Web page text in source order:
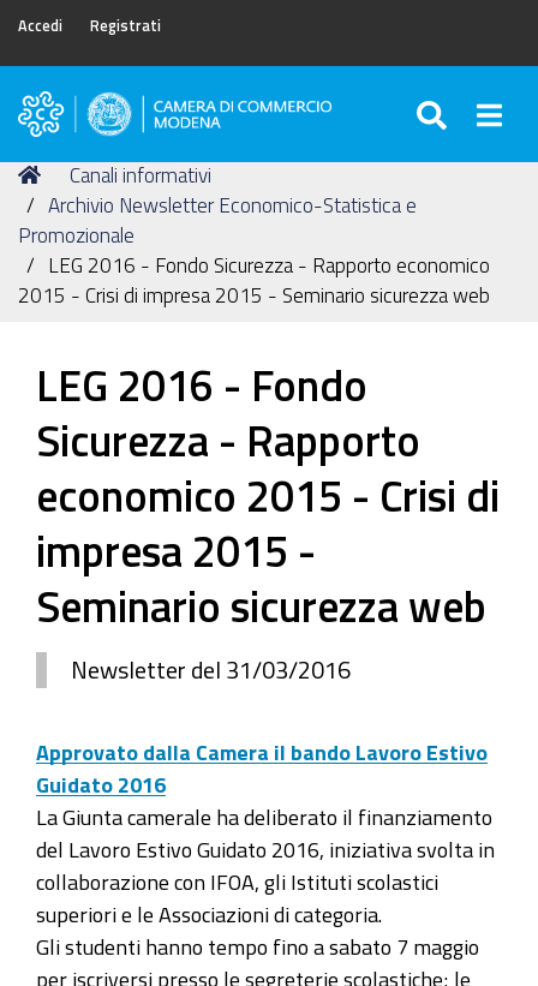
Accedi Registrati
Camera
Commercio
di
Modena
Tu
sei
qui:
Home
Canali informativi
Archivio Newsletter Economico-Statistica e
Promozionale
LEG 2016 - Fondo Sicurezza - Rapporto economico
2015 - Crisi di impresa 2015 - Seminario sicurezza web
LEG 2016 - Fondo
Sicurezza - Rapporto
economico 2015 - Crisi di
impresa 2015 -
Seminario sicurezza web
Newsletter del 31/03/2016
Approvato dalla Camera il bando Lavoro Estivo
Guidato 2016
La Giunta camerale ha deliberato il finanziamento
del Lavoro Estivo Guidato 2016, iniziativa svolta in
collaborazione con IFOA, gli Istituti scolastici
superiori e le Associazioni di categoria.
Gli studenti hanno tempo fino a sabato 7 maggio
per iscriversi presso le segreterie scolastiche; le